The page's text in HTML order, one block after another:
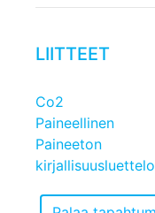
LIITTEET
Co2
Paineellinen
Paineeton
kirjallisuusluettelo